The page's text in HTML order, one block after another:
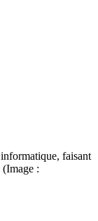
faisant
: